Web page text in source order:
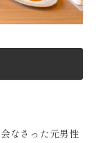
なさった元男性